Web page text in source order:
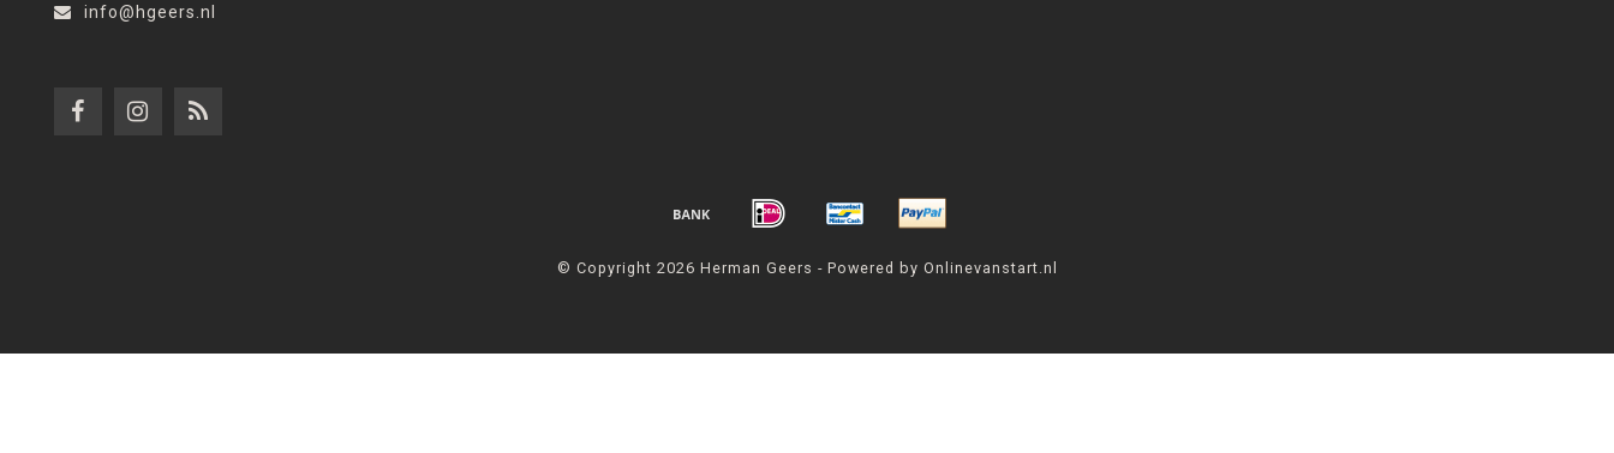
info@hgeers.nl
© Copyright 2026 Herman Geers - Powered by Onlinevanstart.nl